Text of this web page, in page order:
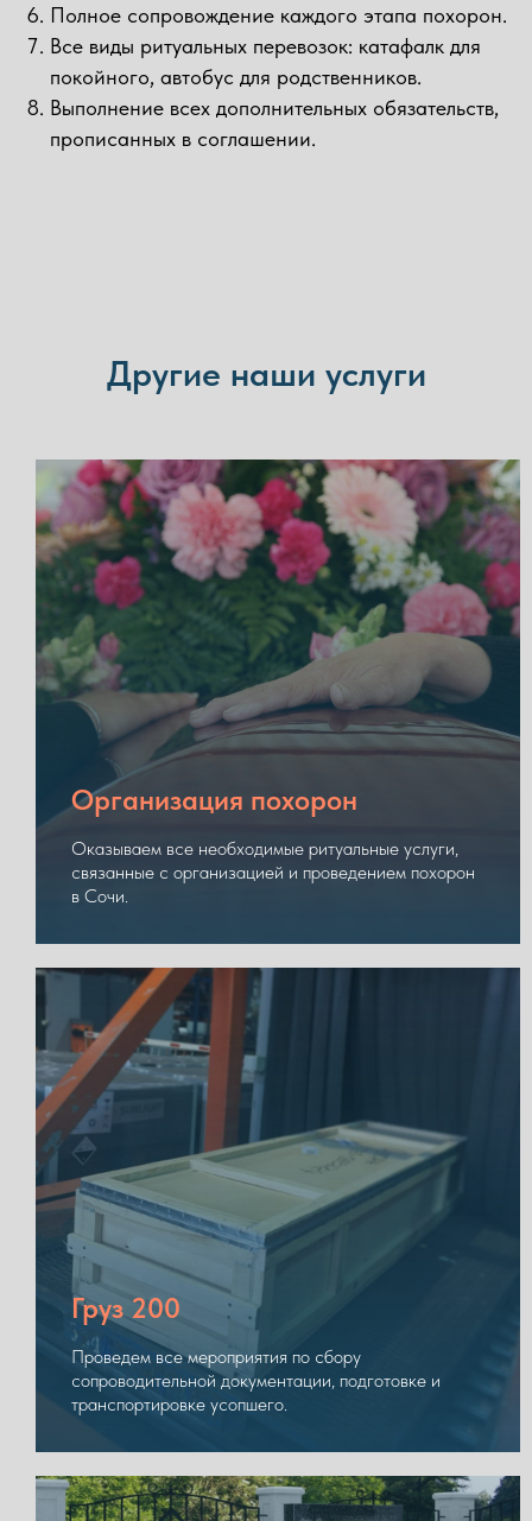
Полное сопровождение каждого этапа похорон.
Все виды ритуальных перевозок: катафалк для
покойного, автобус для родственников.
Выполнение всех дополнительных обязательств,
прописанных в соглашении.
Другие наши услуги
Организация похорон
Оказываем все необходимые ритуальные услуги,
связанные с организацией и проведением похорон
в Сочи.
Груз 200
Проведем все мероприятия по сбору
сопроводительной документации, подготовке и
транспортировке усопшего.